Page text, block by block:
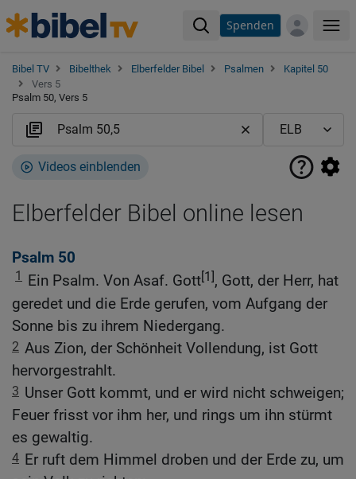
Spenden
Bibel TV Bibelthek Elberfelder Bibel Psalmen
Kapitel 50
Vers 5
Psalm 50, Vers 5
Videos einblenden
Elberfelder Bibel online lesen
Psalm 50
1 Ein Psalm. Von Asaf. Gott[1], Gott, der Herr, hat
geredet und die Erde gerufen, vom Aufgang der
Sonne bis zu ihrem Niedergang.
2 Aus Zion, der Schönheit Vollendung, ist Gott
hervorgestrahlt.
3 Unser Gott kommt, und er wird nicht schweigen;
Feuer frisst vor ihm her, und rings um ihn stürmt
es gewaltig.
4 Er ruft dem Himmel droben und der Erde zu, um